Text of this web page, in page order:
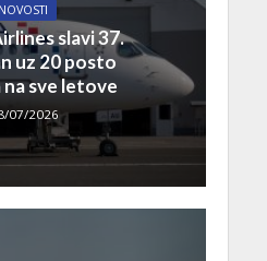
NOVOSTI
slavi 37.
uz 20 posto
sve letove
07/2026